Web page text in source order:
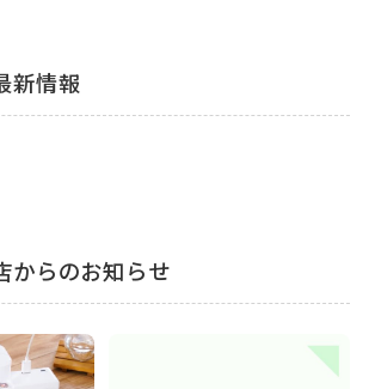
新情報
からのお知らせ